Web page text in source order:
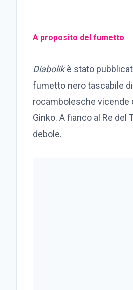
A proposito del fumetto
Diabolikè stato
fumetto nero tascabile
rocambolesche vicende
Ginko. A fianco al Re
debole.